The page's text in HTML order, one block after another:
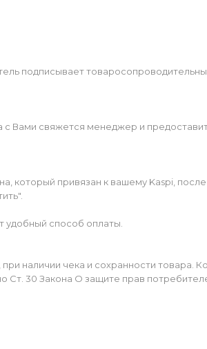
подписывает
Вами свяжется менеджер и предоставит
который привязан к вашему Kaspi,
способ оплаты.
наличии чека и сохранности товара.
Ст. 30 Закона О защите прав